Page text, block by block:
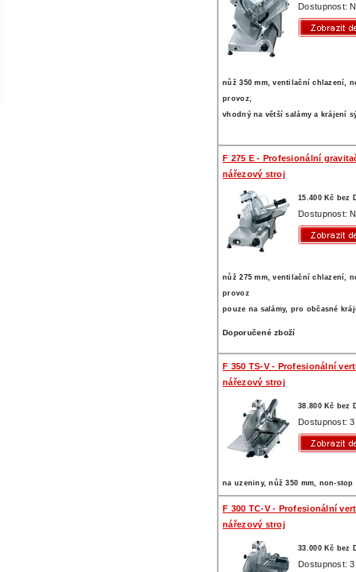
Dostupnost:
nůž 350 mm, ventilační chlazení,
provoz,
vhodný na větší salámy a krájení
F 275 E - Profesionální
nářezový stroj
15.400 Kč bez
Dostupnost:
nůž 275 mm, ventilační chlazení,
provoz
pouze na salámy, pro občasné
Doporučené zboží
F 350 TS-V - Profesionální
nářezový stroj
38.800 Kč bez
Dostupnost:
na uzeniny, nůž 350 mm, non-
F 300 TC-V - Profesionální
nářezový stroj
33.000 Kč bez
Dostupnost: